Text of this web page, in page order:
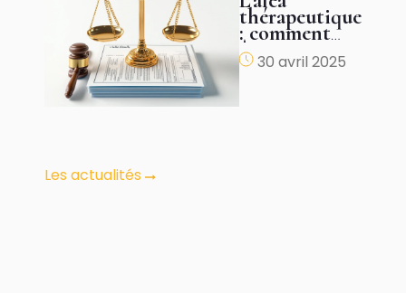
thérapeutique
: comment
être
justement
indemnisé ?
30 avril 2025
Les actualités